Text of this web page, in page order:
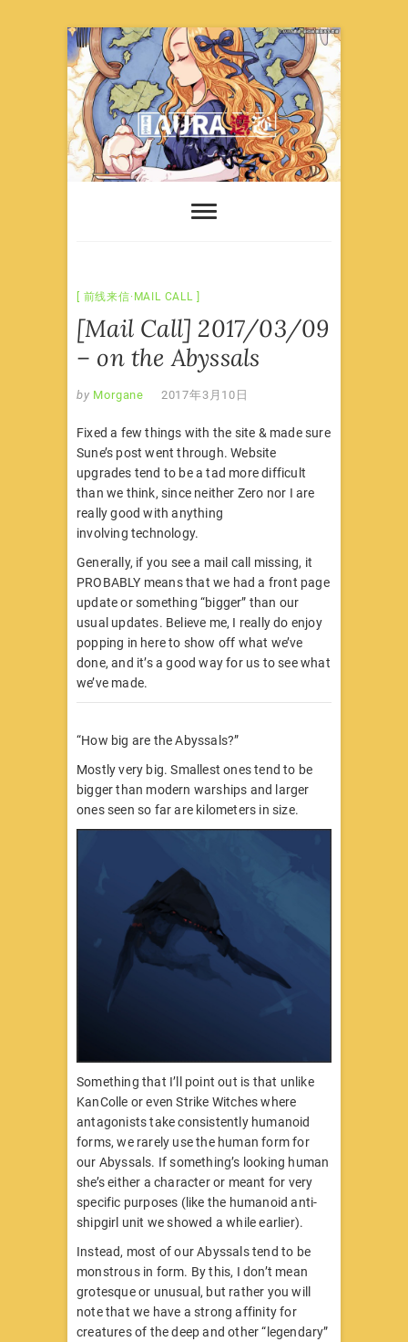
Skip
to
content
前线来信·MAIL CALL
[Mail Call] 2017/03/09
– on the Abyssals
by Morgane 2017年3月10日
Fixed a few things with the site & made sure
Sune’s post went through. Website
upgrades tend to be a tad more difficult
than we think, since neither Zero nor I are
really good with anything
involving technology.
Generally, if you see a mail call missing, it
PROBABLY means that we had a front page
update or something “bigger” than our
usual updates. Believe me, I really do enjoy
popping in here to show off what we’ve
done, and it’s a good way for us to see what
we’ve made.
“How big are the Abyssals?”
Mostly very big. Smallest ones tend to be
bigger than modern warships and larger
ones seen so far are kilometers in size.
Something that I’ll point out is that unlike
KanColle or even Strike Witches where
antagonists take consistently humanoid
forms, we rarely use the human form for
our Abyssals. If something’s looking human
she’s either a character or meant for very
specific purposes (like the humanoid anti-
shipgirl unit we showed a while earlier).
Instead, most of our Abyssals tend to be
monstrous in form. By this, I don’t mean
grotesque or unusual, but rather you will
note that we have a strong affinity for
creatures of the deep and other “legendary”